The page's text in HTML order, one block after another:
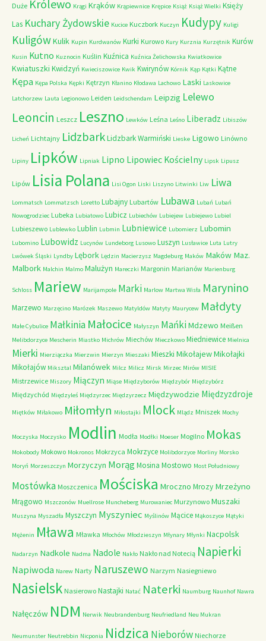
Duże Królewo Krągi Krąków Krąpiewnice Krępice Książ Książ Wielki Księży
Las Kuchary Żydowskie Kucice Kuczbork Kuczyn Kudypy Kuligi
KuligówKulik Kupin Kurdwanów Kurki Kurowo Kury Kurznia Kurzętnik Kurów
Kusin Kutno Kuznocin Kuślin Kuźnica Kuźnica Żelichowska Kwiatkowice
Kwiatuszki Kwidzyń Kwieciszowice Kwik Kwirynów Kórnik Kąp Kątki Kątne
Kępa Kępa Polska Kępki Kętrzyn Kłanino Kłodawa Lachowo Laski Laskowice
Latchorzew Lauta Legionowo Leiden Leidschendam Leipzig Lelewo
Leoncin Leszcz Leszno Lewków Leśna Leśno Liberadz Libiszów
Licheń Lichtajny LidzbarkLidzbark Warmiński Lieske Ligowo Linówno
Lipiny Lipków Lipniak Lipno Lipowiec Kościelny Lipsk Lipusz
Lipów Lisia Polana Lisi Ogon Liski Liszyno Litwinki Liw Liwa
Lommatsch Lommatzsch Loretto Lubajny Lubartów Lubawa Lubań Lubań
Nowogrodziec Lubeka Lubiatowo Lubicz Lubiechów Lubiejew Lubiejewo Lubiel
Lubieszewo Lublewko Lublin Lubmin Lubniewice Lubomierz Lubomin
Lubomino Lubowidz Lucynów Lundeborg Lusowo Luszyn Lusławice Luta Lutry
Lwówek Śląski Lyndby Lębork Lędzin Macierzysz Magdeburg Maków Maków Maz.
Malbork Malchin Malmo Malużyn Mareczki Margonin Marianów Marienburg
Schloss Mariew Marijampole Marki Marlow Martwa Wisła Marynino
Marzewo Marzęcino Marózek Maszewo Matyldów Matyty Maurycew Małdyty
Małe Cybulice Małkinia Małocice Małyszyn MańkiMdzewo Meißen
Melibdorzyce Mescherin Miastko Michrów Miechów Mieczkowo Miedniewice Mielnica
Mierki Mierziączka Mierzwin Mierzyn Mieszaki Mieszki MikołajewMikołajki
Mikołajów Miksztal Milanówek Milcz Milicz Mirsk Mirzec Mirów MISIE
Mistrzewice Miszory Miączyn Miąse Międzyborów Międzybór Międzybórz
Międzychód Międzyleś Międzyrzec Międzyrzecz Międzywodzie Międzyzdroje
Miętków Miłakowo Miłomłyn Miłostajki Mlock Mlądz Mniszek Mochy
Moczyska Moczysko Modlin Modła Modłki Moeser Mogilno Mokas
Mokobody Mokowo Mokronos Mokrzyca Mokrzyce Molibdorzyce Morliny Morsko
Moryń Morzeszczyn Morzyczyn MorągMosina Mostowo Most Południowy
Mostówka Moszczenica Mościska Mroczno Mrozy Mrzeżyno
Mrągowo Mszczonów Muellrose Muncheberg Murowaniec Murzynowo Muszaki
Muszyna Myszadła Myszczyn Myszyniec Myślinów Mącice Mąkoszyce Mątyki
Mężenin Mława Mławka Młochów Młodzieszyn Młynary Młynki Nacpolsk
Nadarzyn Nadkole Nadma Nadole Nakło Nakło nad Notecią Napierki
Napiwoda Narew Narty Naruszewo Narzym Nasiegniewo
Nasielsk Nasierowo Nastajki Natać Naterki Naumburg Naunhof Nawra
Nałęczów NDM Nerwik Neubrandenburg Neufriedland Neu Mukran
Neumunster Neutrebbin Nicponia Nidzica Nieborów Niechorze